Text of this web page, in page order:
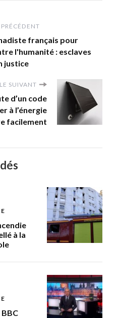
français pour
l'humanité : esclaves
justice
SUIVANT
d’un code
à l’énergie
facilement
à la